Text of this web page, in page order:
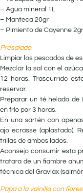
– Agua mineral 1L
– Manteca 20gr
– Pimiento de Cayenne 2gr
Presalado
Limpiar los pescados de
Mezclar la sal con el
12 horas. Trascurrido
reservar.
Preparar un té helado de
en frío por 3 horas.
En una sartén con
ajo ecrasse (aplastado).
trillas de ambos lados.
Aconsejo consumir esta
tratara de un fiambre
técnica del Gravlax
Papa a la vainilla con